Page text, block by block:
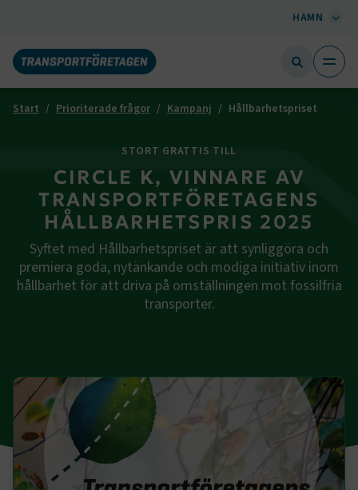
HAMN
Start Prioriterade frågor Kampanj Hållbarhetspriset
STORT GRATTIS TILL
CIRCLE K, VINNARE AV
TRANSPORTFÖRETAGENS
HÅLLBARHETSPRIS 2025
Syftet med Hållbarhetspriset är att synliggöra och
premiera goda, nytänkande och modiga initiativ inom
hållbarhet för att driva på omställningen mot fossilfria
transporter.